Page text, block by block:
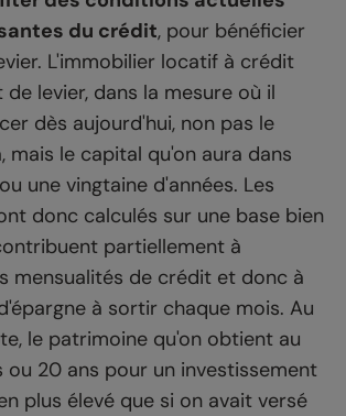
du crédit, pour bénéficier
L'immobilier locatif à crédit
levier, dans la mesure où il
dès aujourd'hui, non pas le
mais le capital qu'on aura dans
une vingtaine d'années. Les
donc calculés sur une base bien
partiellement à
mensualités de crédit et donc à
à sortir chaque mois. Au
le patrimoine qu'on obtient au
ou 20 ans pour un investissement
plus élevé que si on avait versé